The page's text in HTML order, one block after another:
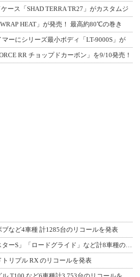
ース「SHAD TERRA TR27」がカスタムジ
HEAT」が発売！ 最高約80℃の巻き
マーにシリーズ最小ボディ「LT-9000S」が
RR チョップドカーボン」を9/10発売！
ブなど4車種 計1285台のリコールを発表
トリプル RX のリコールを発表